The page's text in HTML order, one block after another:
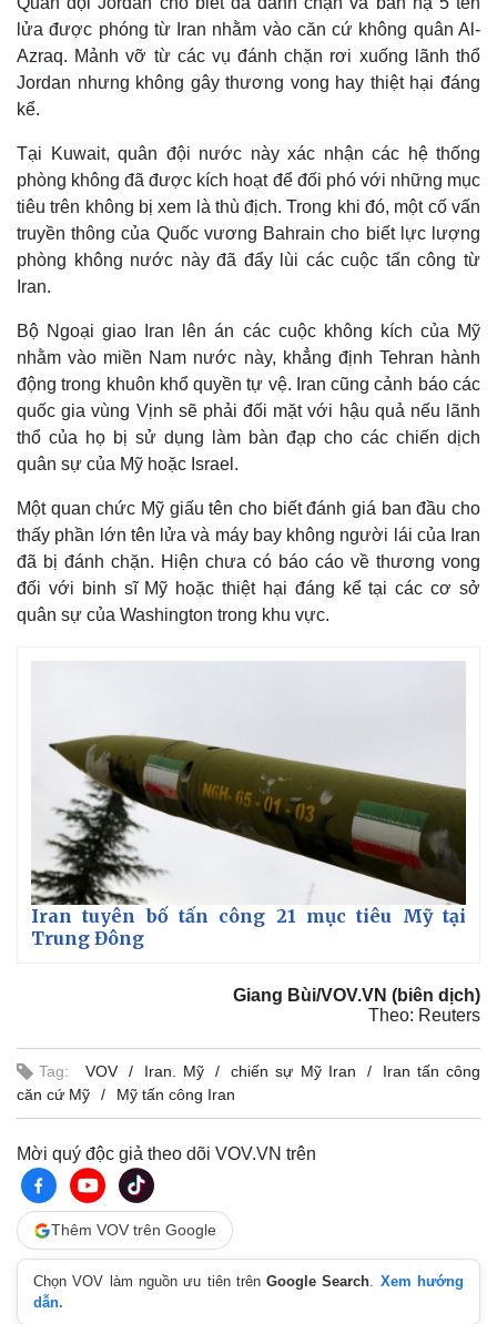
g
T
m
lửa được phóng từ Iran nhằm vào căn cứ không quân Al-
Azraq. Mảnh vỡ từ các vụ đánh chặn rơi xuống lãnh thổ
Jordan nhưng không gây thương vong hay thiệt hại đáng
kể.
Tại Kuwait, quân đội nước này xác nhận các hệ thống
phòng không đã được kích hoạt để đối phó với những mục
tiêu trên không bị xem là thù địch. Trong khi đó, một cố vấn
truyền thông của Quốc vương Bahrain cho biết lực lượng
phòng không nước này đã đẩy lùi các cuộc tấn công từ
Iran.
Bộ Ngoại giao Iran lên án các cuộc không kích của Mỹ
nhằm vào miền Nam nước này, khẳng định Tehran hành
động trong khuôn khổ quyền tự vệ. Iran cũng cảnh báo các
quốc gia vùng Vịnh sẽ phải đối mặt với hậu quả nếu lãnh
thổ của họ bị sử dụng làm bàn đạp cho các chiến dịch
quân sự của Mỹ hoặc Israel.
Một quan chức Mỹ giấu tên cho biết đánh giá ban đầu cho
thấy phần lớn tên lửa và máy bay không người lái của Iran
đã bị đánh chặn. Hiện chưa có báo cáo về thương vong
đối với binh sĩ Mỹ hoặc thiệt hại đáng kể tại các cơ sở
quân sự của Washington trong khu vực.
Iran tuyên bố tấn công 21 mục tiêu Mỹ tại
Trung Đông
Giang Bùi/VOV.VN (biên dịch)
Theo: Reuters
Tag: VOV Iran. Mỹ chiến sự Mỹ Iran
Iran tấn công
căn cứ Mỹ
Mỹ tấn công Iran
Mời quý độc giả theo dõi VOV.VN trên
Thêm VOV trên Google
Chọn VOV làm nguồn ưu tiên trênGoogle Search. Xem hướng
dẫn.